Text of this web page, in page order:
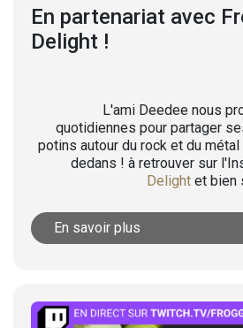
En partenariat avec
Delight !
L'ami Deedee nous
quotidiennes pour partager
potins autour du rock et du
dedans ! à retrouver sur
Delight et bien
En savoir plus